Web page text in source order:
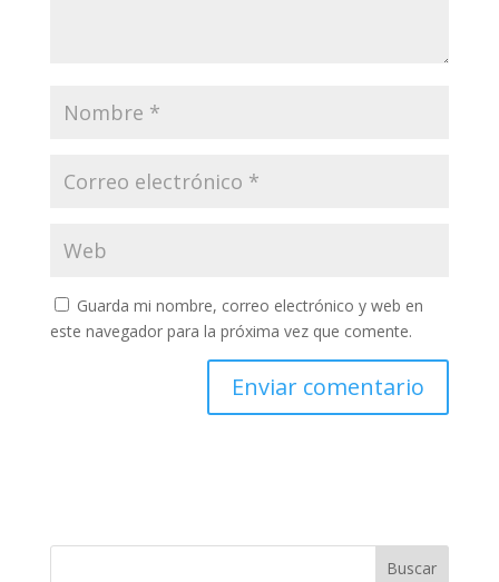
Guarda mi nombre, correo electrónico y web en
este navegador para la próxima vez que comente.
Buscar